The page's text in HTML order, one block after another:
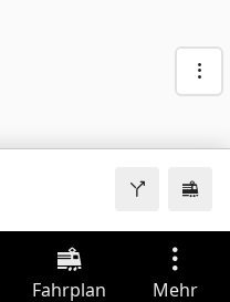
Fahrplan Mehr